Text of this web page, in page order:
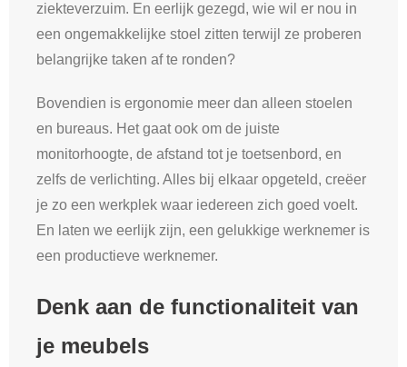
ziekteverzuim. En eerlijk gezegd, wie wil er nou in
een ongemakkelijke stoel zitten terwijl ze proberen
belangrijke taken af te ronden?
Bovendien is ergonomie meer dan alleen stoelen
en bureaus. Het gaat ook om de juiste
monitorhoogte, de afstand tot je toetsenbord, en
zelfs de verlichting. Alles bij elkaar opgeteld, creëer
je zo een werkplek waar iedereen zich goed voelt.
En laten we eerlijk zijn, een gelukkige werknemer is
een productieve werknemer.
Denk aan de functionaliteit van
je meubels